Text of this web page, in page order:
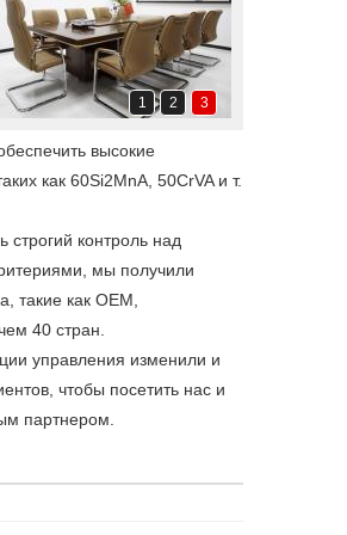
3
2
1
высокие
как 60Si2MnA, 50CrVA и т.
контроль над
мы получили
такие как OEM,
40 стран.
управления изменили и
чтобы посетить нас и
партнером.